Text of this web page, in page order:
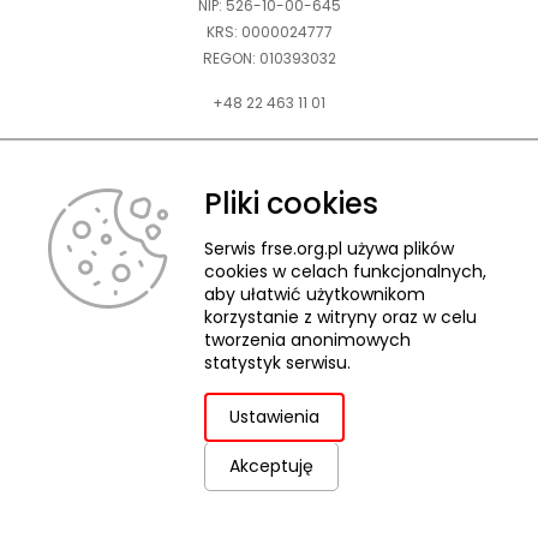
NIP: 526-10-00-645
KRS: 0000024777
REGON: 010393032
+48 22 463 11 01
Zapraszamy do kontaktu telefonicznego w godz. 9-15.
kontakt@frse.org.pl
© 2026 Fundacja Rozwoju Systemu Edukacji
Ochrona danych osobowych
ZGŁASZANIE NARUSZEŃ
Projekt i realizacja:
Pliki cookies
Serwis frse.org.pl używa plików
cookies w celach funkcjonalnych,
aby ułatwić użytkownikom
korzystanie z witryny oraz w celu
tworzenia anonimowych
statystyk serwisu.
Ustawienia
Akceptuję